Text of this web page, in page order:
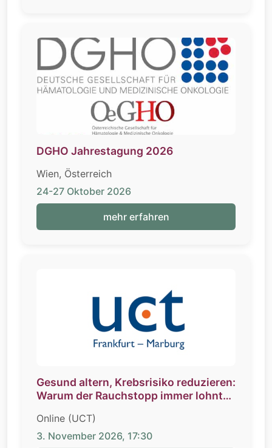
DGHO Jahrestagung 2026
Wien, Österreich
24-27 Oktober 2026
mehr erfahren
Gesund altern, Krebsrisiko reduzieren:
Warum der Rauchstopp immer lohnt
Online (UCT)
3. November 2026, 17:30